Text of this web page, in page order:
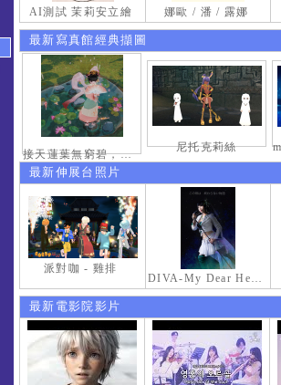
AI測試 茉莉安立繪 娜歐 / 潘 / 露娜
最新寫真館經典擷圖
接天蓮葉無窮碧，映日荷花別樣紅。
尼托克莉絲
最新伸展台照片
派對咖 - 雞排
DIVA-My Dear Heroine-
最新電影院影片